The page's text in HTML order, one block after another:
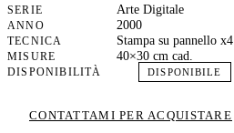
SERIE Arte Digitale
ANNO 2000
TECNICA Stampa su pannello x4
MISURE 40×30 cm cad.
DISPONIBILITÀ DISPONIBILE
CONTATTAMI PER ACQUISTARE